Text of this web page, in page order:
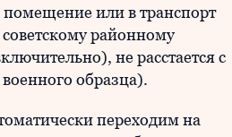
помещение или в транспорт
районному
не расстается с
образца).
переходим на